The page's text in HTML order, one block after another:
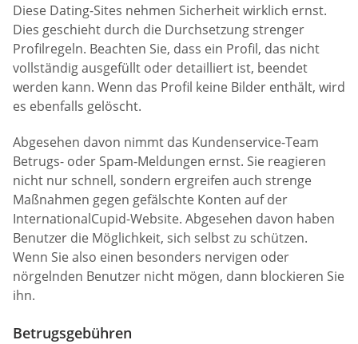
Diese Dating-Sites nehmen Sicherheit wirklich ernst.
Dies geschieht durch die Durchsetzung strenger
Profilregeln. Beachten Sie, dass ein Profil, das nicht
vollständig ausgefüllt oder detailliert ist, beendet
werden kann. Wenn das Profil keine Bilder enthält, wird
es ebenfalls gelöscht.
Abgesehen davon nimmt das Kundenservice-Team
Betrugs- oder Spam-Meldungen ernst. Sie reagieren
nicht nur schnell, sondern ergreifen auch strenge
Maßnahmen gegen gefälschte Konten auf der
InternationalCupid-Website. Abgesehen davon haben
Benutzer die Möglichkeit, sich selbst zu schützen.
Wenn Sie also einen besonders nervigen oder
nörgelnden Benutzer nicht mögen, dann blockieren Sie
ihn.
Betrugsgebühren